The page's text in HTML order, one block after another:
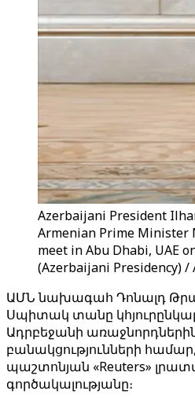
Azerbaijani President
Armenian Prime Minister
meet in Abu Dhabi, UAE
(Azerbaijani Presidency) /
ԱՄՆ նախագահ Դոնալդ
Սպիտակ տանը
Ադրբեջանի
բանակցությունների
պաշտոնյան «Reuters»
գործակալությանը։